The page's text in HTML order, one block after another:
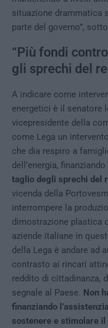
situazione drammatica
parte del governo”,
“Più fondi
gli sprechi del
A indicare come
energetici è il senatore
vicepresidente della
come Lega un
che dia respiro a
dell’energia,
taglio degli sprechi del
vicenda della
interrompere la
dimostrazione plastica
aziende italiane in
della Lega è andare ad
contrasto ai rincari
reddito di cittadinanza,
segnale al Paese. Non
finanziando
sostenere e stimolare il